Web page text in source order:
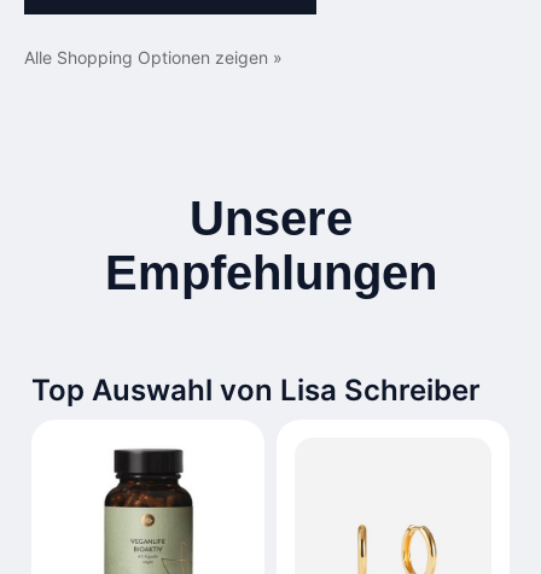
Alle Shopping Optionen zeigen »
Unsere
Empfehlungen
Top Auswahl von Lisa Schreiber